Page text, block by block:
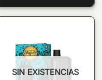
SIN EXISTENCIAS